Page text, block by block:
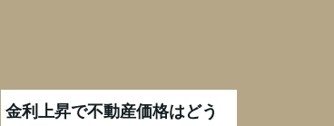
金利上昇で不動産価格はどう